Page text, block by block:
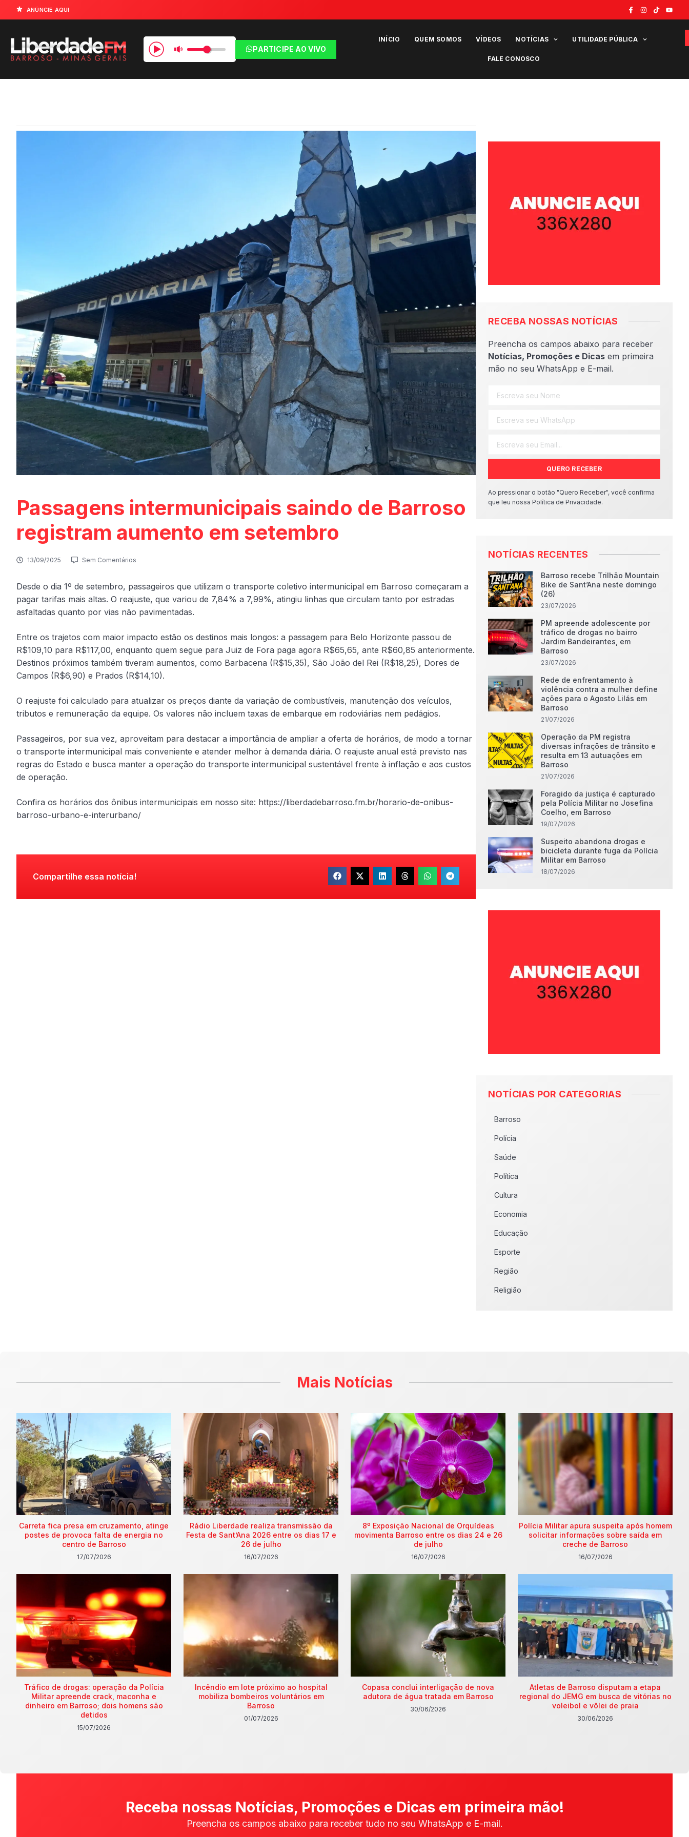
ANÚNCIE AQUI
PARTICIPE AO VIVO
INÍCIO QUEM SOMOS VÍDEOS NOTÍCIAS UTILIDADE PÚBLICA
FALE CONOSCO
Passagens intermunicipais saindo de Barroso
registram aumento em setembro
13/09/2025 Sem Comentários
Desde o dia 1º de setembro, passageiros que utilizam o transporte coletivo intermunicipal em Barroso começaram a
pagar tarifas mais altas. O reajuste, que variou de 7,84% a 7,99%, atingiu linhas que circulam tanto por estradas
asfaltadas quanto por vias não pavimentadas.
Entre os trajetos com maior impacto estão os destinos mais longos: a passagem para Belo Horizonte passou de
R$109,10 para R$117,00, enquanto quem segue para Juiz de Fora paga agora R$65,65, ante R$60,85 anteriormente.
Destinos próximos também tiveram aumentos, como Barbacena (R$15,35), São João del Rei (R$18,25), Dores de
Campos (R$6,90) e Prados (R$14,10).
O reajuste foi calculado para atualizar os preços diante da variação de combustíveis, manutenção dos veículos,
tributos e remuneração da equipe. Os valores não incluem taxas de embarque em rodoviárias nem pedágios.
Passageiros, por sua vez, aproveitam para destacar a importância de ampliar a oferta de horários, de modo a tornar
o transporte intermunicipal mais conveniente e atender melhor à demanda diária. O reajuste anual está previsto nas
regras do Estado e busca manter a operação do transporte intermunicipal sustentável frente à inflação e aos custos
de operação.
Confira os horários dos ônibus intermunicipais em nosso site: https://liberdadebarroso.fm.br/horario-de-onibus-
barroso-urbano-e-interurbano/
Compartilhe essa notícia!
RECEBA NOSSAS NOTÍCIAS
Preencha os campos abaixo para receber
Notícias, Promoções e Dicas em primeira
mão no seu WhatsApp e E-mail.
QUERO RECEBER
Ao pressionar o botão "Quero Receber", você confirma
que leu nossa Política de Privacidade.
NOTÍCIAS RECENTES
Barroso recebe Trilhão Mountain
Bike de Sant’Ana neste domingo
(26)
23/07/2026
PM apreende adolescente por
tráfico de drogas no bairro
Jardim Bandeirantes, em
Barroso
23/07/2026
Rede de enfrentamento à
violência contra a mulher define
ações para o Agosto Lilás em
Barroso
21/07/2026
Operação da PM registra
diversas infrações de trânsito e
resulta em 13 autuações em
Barroso
21/07/2026
Foragido da justiça é capturado
pela Polícia Militar no Josefina
Coelho, em Barroso
19/07/2026
Suspeito abandona drogas e
bicicleta durante fuga da Polícia
Militar em Barroso
18/07/2026
NOTÍCIAS POR CATEGORIAS
Barroso
Polícia
Saúde
Política
Cultura
Economia
Educação
Esporte
Região
Religião
Mais Notícias
Carreta fica presa em cruzamento, atinge
postes de provoca falta de energia no
centro de Barroso
17/07/2026
Rádio Liberdade realiza transmissão da
Festa de Sant’Ana 2026 entre os dias 17 e
26 de julho
16/07/2026
8º Exposição Nacional de Orquídeas
movimenta Barroso entre os dias 24 e 26
de julho
16/07/2026
Polícia Militar apura suspeita após homem
solicitar informações sobre saída em
creche de Barroso
16/07/2026
Tráfico de drogas: operação da Polícia
Militar apreende crack, maconha e
dinheiro em Barroso; dois homens são
detidos
15/07/2026
Incêndio em lote próximo ao hospital
mobiliza bombeiros voluntários em
Barroso
01/07/2026
Copasa conclui interligação de nova
adutora de água tratada em Barroso
30/06/2026
Atletas de Barroso disputam a etapa
regional do JEMG em busca de vitórias no
voleibol e vôlei de praia
30/06/2026
Receba nossas Notícias, Promoções e Dicas em primeira mão!
Preencha os campos abaixo para receber tudo no seu WhatsApp e E-mail.